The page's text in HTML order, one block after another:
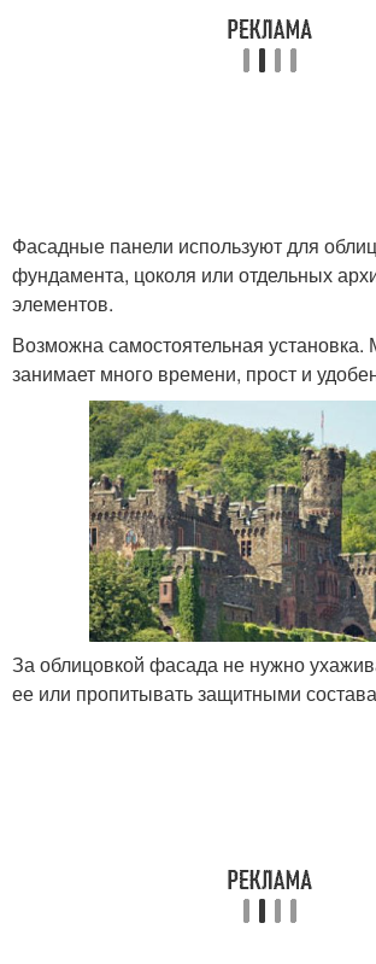
Фасадные панели используют для
фундамента, цоколя или отдельных
элементов.
Возможна самостоятельная
занимает много времени, прост и
За облицовкой фасада не нужно
ее или пропитывать защитными